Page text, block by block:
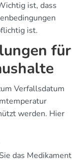
ist, dass
ist.
für
Verfallsdatum
werden. Hier
das Medikament